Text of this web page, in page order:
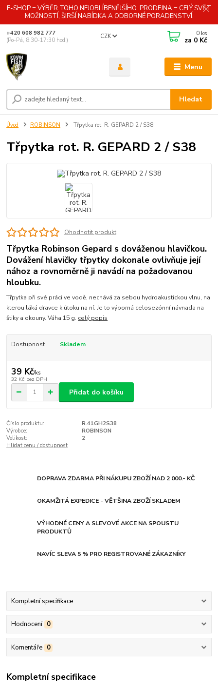
E-SHOP = VÝBĚR TOHO NEJOBLÍBENĚJŠÍHO. PRODEJNA = CELÝ SVĚT
MOŽNOSTÍ, ŠIRŠÍ NABÍDKA A ODBORNÉ PORADENSTVÍ.
Menu
CZK
Hledat
+420 608 982 777
(Po-Pá, 8:30-17:30 hod.)
0 ks
za 0 Kč
Úvod ROBINSON Třpytka rot. R. GEPARD 2 / S38
Třpytka rot. R. GEPARD 2 / S38
Ohodnotit produkt
Třpytka Robinson Gepard s dováženou hlavičkou.
Dovážení hlavičky třpytky dokonale ovlivňuje její
nához a rovnoměrně ji navádí na požadovanou
hloubku.
Třpytka při své práci ve vodě, nechává za sebou hydroakustickou vlnu, na
kterou láká dravce k útoku na ní. Je to výborná celosezónní návnada na
štiky a okouny. Váha 15 g. celý popis
Dostupnost Skladem
39 Kč/ks
32 Kč bez DPH
Přidat do košíku
Číslo produktu:
R.41GH2S38
Výrobce:
ROBINSON
Velikost:
2
Hlídat cenu / dostupnost
DOPRAVA ZDARMA PŘI NÁKUPU ZBOŽÍ NAD 2 000.- KČ
OKAMŽITÁ EXPEDICE - VĚTŠINA ZBOŽÍ SKLADEM
VÝHODNÉ CENY A SLEVOVÉ AKCE NA SPOUSTU
PRODUKTŮ
NAVÍC SLEVA 5 % PRO REGISTROVANÉ ZÁKAZNÍKY
Kompletní specifikace
Hodnocení 0
Komentáře 0
Kompletní specifikace